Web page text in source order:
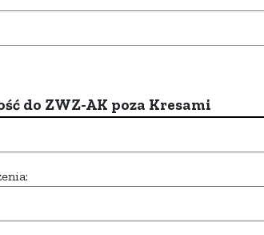
do ZWZ-AK poza Kresami